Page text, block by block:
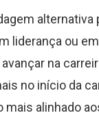
liderança ou
na
no início da
alinhado